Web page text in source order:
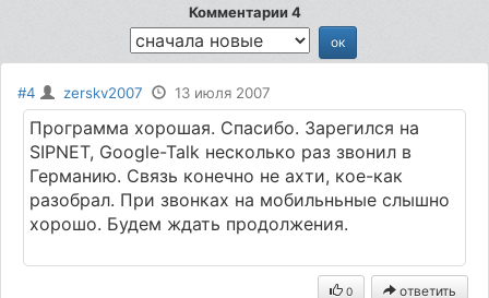
Комментарии 4
#4 zerskv2007 13 июля 2007
Программа хорошая. Спасибо. Зарегился на
SIPNET, Google-Talk несколько раз звонил в
Германию. Связь конечно не ахти, кое-как
разобрал. При звонках на мобильньные слышно
хорошо. Будем ждать продолжения.
0 ответить